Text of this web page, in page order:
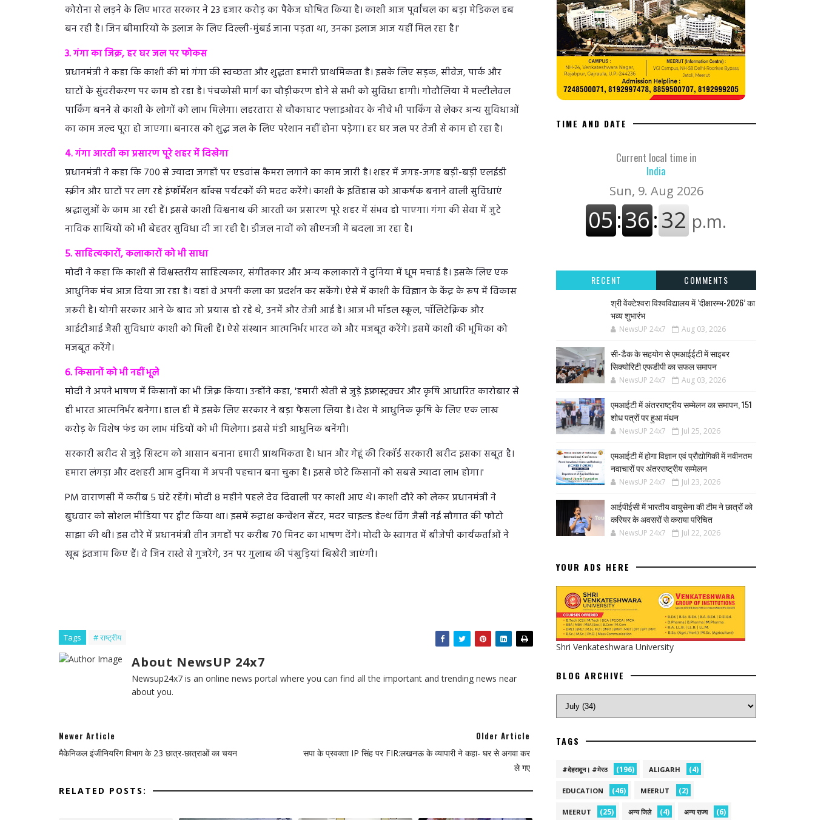
कोरोना से लड़ने के लिए भारत सरकार ने 23 हजार करोड़ का पैकेज घोषित किया है। काशी आज पूर्वांचल का बड़ा मेडिकल हब
बन रही है। जिन बीमारियों के इलाज के लिए दिल्ली-मुंबई जाना पड़ता था, उनका इलाज आज यहीं मिल रहा है।'
3. गंगा का जिक्र, हर घर जल पर फोकस
प्रधानमंत्री ने कहा कि काशी की मां गंगा की स्वच्छता और शुद्धता हमारी प्राथमिकता है। इसके लिए सड़क, सीवेज, पार्क और
घाटों के सुंदरीकरण पर काम हो रहा है। पंचकोसी मार्ग का चौड़ीकरण होने से सभी को सुविधा हागी। गोदौलिया में मल्टीलेवल
पार्किंग बनने से काशी के लोगों को लाभ मिलेगा। लहरतारा से चौकाघाट फ्लाइओवर के नीचे भी पार्किंग से लेकर अन्य सुविधाओं
का काम जल्द पूरा हो जाएगा। बनारस को शुद्ध जल के लिए परेशान नहीं होना पड़ेगा। हर घर जल पर तेजी से काम हो रहा है।
4. गंगा आरती का प्रसारण पूरे शहर में दिखेगा
प्रधानमंत्री ने कहा कि 700 से ज्यादा जगहों पर एडवांस कैमरा लगाने का काम जारी है। शहर में जगह-जगह बड़ी-बड़ी एलईडी
स्क्रीन और घाटों पर लग रहे इंफॉर्मेशन बॉक्स पर्यटकों की मदद करेंगे। काशी के इतिहास को आकर्षक बनाने वाली सुविधाएं
श्रद्धालुओं के काम आ रही हैं। इससे काशी विश्वनाथ की आरती का प्रसारण पूरे शहर में संभव हो पाएगा। गंगा की सेवा में जुटे
नाविक साथियों को भी बेहतर सुविधा दी जा रही है। डीजल नावों को सीएनजी में बदला जा रहा है।
5. साहित्यकारों, कलाकारों को भी साधा
मोदी ने कहा कि काशी से विश्वस्तरीय साहित्यकार, संगीतकार और अन्य कलाकारों ने दुनिया में धूम मचाई है। इसके लिए एक
आधुनिक मंच आज दिया जा रहा है। यहां वे अपनी कला का प्रदर्शन कर सकेंगे। ऐसे में काशी के विज्ञान के केंद्र के रूप में विकास
जरूरी है। योगी सरकार आने के बाद जो प्रयास हो रहे थे, उनमें और तेजी आई है। आज भी मॉडल स्कूल, पॉलिटेक्निक और
आईटीआई जैसी सुविधाएं काशी को मिली हैं। ऐसे संस्थान आत्मनिर्भर भारत को और मजबूत करेंगे। इसमें काशी की भूमिका को
मजबूत करेंगे।
6. किसानों को भी नहीं भूले
मोदी ने अपने भाषण में किसानों का भी जिक्र किया। उन्होंने कहा, 'हमारी खेती से जुड़े इंफ्रास्ट्रक्चर और कृषि आधारित कारोबार से
ही भारत आत्मनिर्भर बनेगा। हाल ही में इसके लिए सरकार ने बड़ा फैसला लिया है। देश में आधुनिक कृषि के लिए एक लाख
करोड़ के विशेष फंड का लाभ मंडियों को भी मिलेगा। इससे मंडी आधुनिक बनेंगी।
सरकारी खरीद से जुड़े सिस्टम को आसान बनाना हमारी प्राथमिकता है। धान और गेहूं की रिकॉर्ड सरकारी खरीद इसका सबूत है।
हमारा लंगड़ा और दशहरी आम दुनिया में अपनी पहचान बना चुका है। इससे छोटे किसानों को सबसे ज्यादा लाभ होगा।'
PM वाराणसी में करीब 5 घंटे रहेंगे। मोदी 8 महीने पहले देव दिवाली पर काशी आए थे। काशी दौरे को लेकर प्रधानमंत्री ने
बुधवार को सोशल मीडिया पर ट्वीट किया था। इसमें रुद्राक्ष कन्वेंशन सेंटर, मदर चाइल्ड हेल्थ विंग जैसी नई सौगात की फोटो
साझा की थी। इस दौरे में प्रधानमंत्री तीन जगहों पर करीब 70 मिनट का भाषण देंगे। मोदी के स्‍वागत में बीजेपी कार्यकर्ताओं ने
खूब इंतजाम किए हैं। वे जिन रास्‍ते से गुजरेंगे, उन पर गुलाब की पंखुड़‍ियां बिखेरी जाएंगी।
Tags # राष्ट्रीय
About NewsUP 24x7
Newsup24x7 is an online news portal where you can find all the important and trending news near
about you.
Newer Article
मैकेनिकल इंजीनियरिंग विभाग के 23 छात्र-छात्राओं का चयन
Older Article
सपा के प्रवक्ता IP सिंह पर FIR:लखनऊ के व्यापारी ने कहा- घर से अगवा कर
ले गए
RELATED POSTS:
TIME AND DATE
Current local time in
India
RECENT
COMMENTS
श्री वेंक्टेश्वरा विश्वविद्यालय में ‘दीक्षारम्भ-2026’ का
भव्य शुभारंभ
NewsUP 24x7 Aug 03, 2026
सी-डैक के सहयोग से एमआईईटी में साइबर
सिक्योरिटी एफडीपी का सफल समापन
NewsUP 24x7 Aug 03, 2026
एमआईटी में अंतरराष्ट्रीय सम्मेलन का समापन, 151
शोध पत्रों पर हुआ मंथन
NewsUP 24x7 Jul 25, 2026
एमआईटी में होगा विज्ञान एवं प्रौद्योगिकी में नवीनतम
नवाचारों पर अंतरराष्ट्रीय सम्मेलन
NewsUP 24x7 Jul 23, 2026
आईपीईसी में भारतीय वायुसेना की टीम ने छात्रों को
करियर के अवसरों से कराया परिचित
NewsUP 24x7 Jul 22, 2026
YOUR ADS HERE
Shri Venkateshwara University
BLOG ARCHIVE
TAGS
#देहरादून। #मेरठ (196) ALIGARH (4)
EDUCATION (46) MEERUT (2)
MEERUT (25) अन्य जिले (4) अन्य राज्य (6)